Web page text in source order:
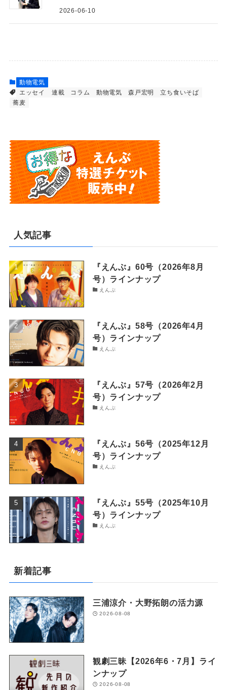
2026-06-10
動物電気
エッセイ 連載
コラム 動物電気 森戸宏明
立ち食いそば
蕎麦
人気記事
『えんぶ』60号（2026年8月
号）ラインナップ
えんぶ
『えんぶ』58号（2026年4月
号）ラインナップ
えんぶ
『えんぶ』57号（2026年2月
号）ラインナップ
えんぶ
『えんぶ』56号（2025年12月
号）ラインナップ
えんぶ
『えんぶ』55号（2025年10月
号）ラインナップ
えんぶ
新着記事
三浦涼介・大野拓朗の活力源
2026-08-08
観劇三昧【2026年6・7月】ライ
ンナップ
2026-08-08